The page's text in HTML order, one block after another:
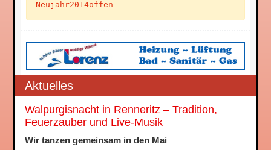
Neujahr2014offen
Aktuelles
Walpurgisnacht in Renneritz – Tradition,
Feuerzauber und Live-Musik
Wir tanzen gemeinsam in den Mai